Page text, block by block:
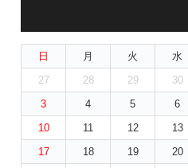
日 月 火 水
27
28 29 30
3
4 5 6
10
11 12 13
17
18 19 20